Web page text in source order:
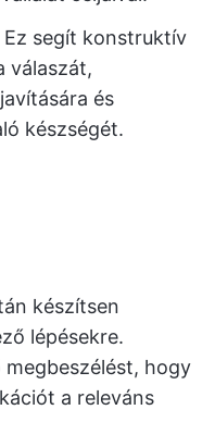
Ez segít konstruktív
válaszát,
és
készségét.
készítsen
lépésekre.
hogy
a releváns